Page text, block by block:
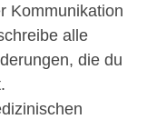
Kommunikation
alle
die du